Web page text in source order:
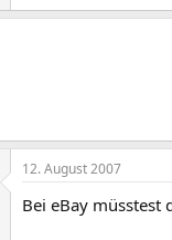
12. August 2007
Bei eBay müsstest